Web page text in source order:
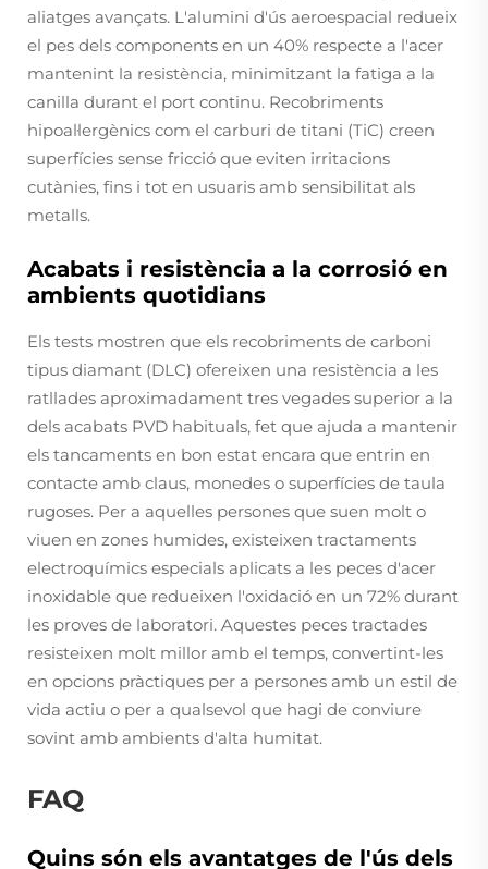
aliatges avançats. L'alumini d'ús aeroespacial redueix
el pes dels components en un 40% respecte a l'acer
mantenint la resistència, minimitzant la fatiga a la
canilla durant el port continu. Recobriments
hipoal·lergènics com el carburi de titani (TiC) creen
superfícies sense fricció que eviten irritacions
cutànies, fins i tot en usuaris amb sensibilitat als
metalls.
Acabats i resistència a la corrosió en
ambients quotidians
Els tests mostren que els recobriments de carboni
tipus diamant (DLC) ofereixen una resistència a les
ratllades aproximadament tres vegades superior a la
dels acabats PVD habituals, fet que ajuda a mantenir
els tancaments en bon estat encara que entrin en
contacte amb claus, monedes o superfícies de taula
rugoses. Per a aquelles persones que suen molt o
viuen en zones humides, existeixen tractaments
electroquímics especials aplicats a les peces d'acer
inoxidable que redueixen l'oxidació en un 72% durant
les proves de laboratori. Aquestes peces tractades
resisteixen molt millor amb el temps, convertint-les
en opcions pràctiques per a persones amb un estil de
vida actiu o per a qualsevol que hagi de conviure
sovint amb ambients d'alta humitat.
FAQ
Quins són els avantatges de l'ús dels